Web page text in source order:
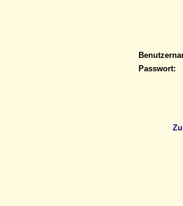
Passwort: